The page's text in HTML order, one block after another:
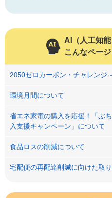
AI（人工知
こんなペー
2050ゼロカーボン・チャレンジ
環境月間について
省エネ家電の購入を応援！「ぶ
入支援キャンペーン」について
食品ロスの削減について
宅配便の再配達削減に向けた取